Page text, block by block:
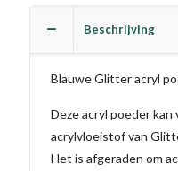
Beschrijving
Blauwe Glitter acryl
Deze acryl poeder
acrylvloeistof van
Het is afgeraden om